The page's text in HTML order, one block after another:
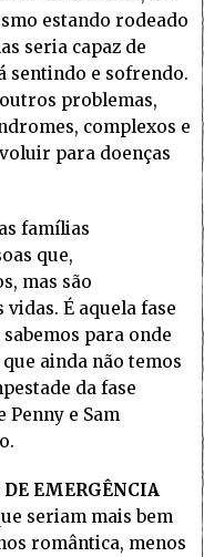
estando rodeado
seria capaz de
sentindo e sofrendo.
problemas,
complexos e
para doenças
famílias
que,
mas são
vidas. É aquela fase
para onde
ainda não temos
da fase
Penny e Sam
DE EMERGÊNCIA
seriam mais bem
romântica, menos